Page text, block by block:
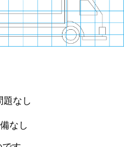
題なし
なし